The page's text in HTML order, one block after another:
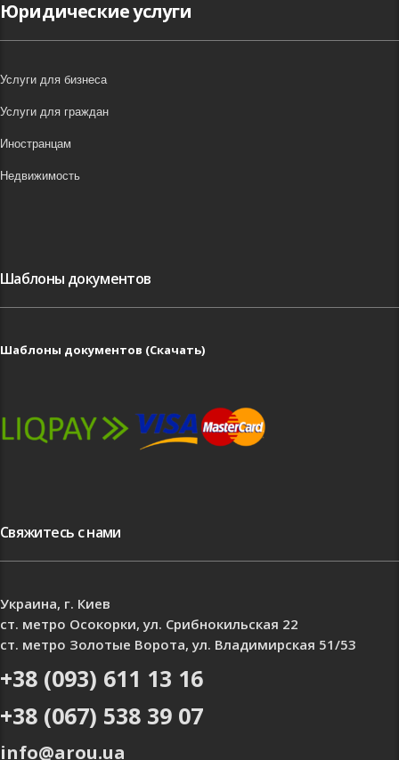
Юридические услуги
Услуги для бизнеса
Услуги для граждан
Иностранцам
Недвижимость
Шаблоны документов
Шаблоны документов (Скачать)
Свяжитесь с нами
Украина, г. Киев
ст. метро Осокорки, ул. Срибнокильская 22
ст. метро Золотые Ворота, ул. Владимирская 51/53
+38 (093) 611 13 16
+38 (067) 538 39 07
info@arou.ua